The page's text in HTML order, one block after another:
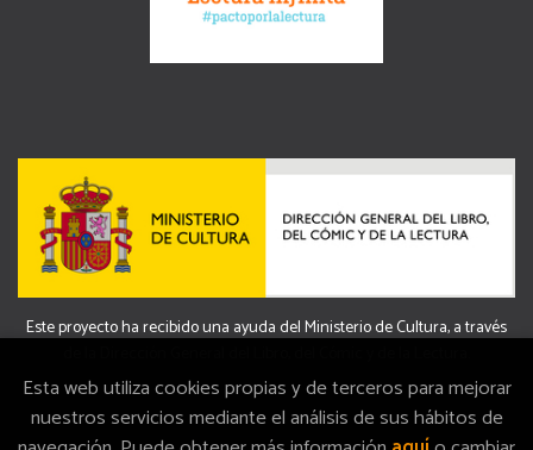
Este proyecto ha recibido una ayuda del Ministerio de Cultura, a través
Esta web utiliza cookies propias y de terceros para mejorar
nuestros servicios mediante el análisis de sus hábitos de